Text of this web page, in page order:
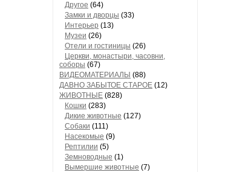
Другое (64)
Замки и дворцы (33)
Интерьер (13)
Музеи (26)
Отели и гостиницы (26)
Церкви, монастыри, часовни,
соборы (67)
ВИДЕОМАТЕРИАЛЫ (88)
ДАВНО ЗАБЫТОЕ СТАРОЕ (12)
ЖИВОТНЫЕ (828)
Кошки (283)
Дикие животные (127)
Собаки (111)
Насекомые (9)
Рептилии (5)
Земноводные (1)
Вымершие животные (7)